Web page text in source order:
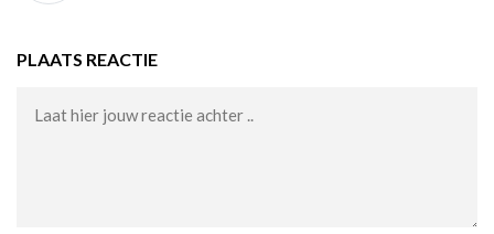
PLAATS REACTIE